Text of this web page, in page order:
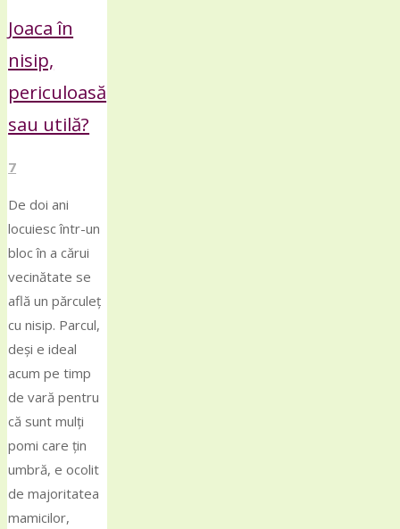
Joaca în
nisip,
periculoasă
sau utilă?
7
De doi ani
locuiesc într-un
bloc în a cărui
vecinătate se
află un părculeț
cu nisip. Parcul,
deși e ideal
acum pe timp
de vară pentru
că sunt mulți
pomi care țin
umbră, e ocolit
de majoritatea
mamicilor,